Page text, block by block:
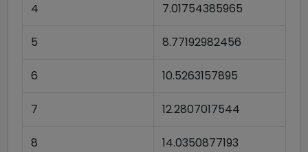
4 7.01754385965
5 8.77192982456
6 10.5263157895
7 12.2807017544
8 14.0350877193